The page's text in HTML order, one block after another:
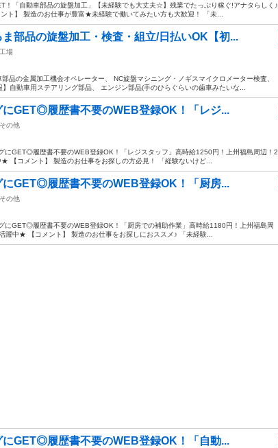
！「自動車部品の旋盤加工」【未経験でも大丈夫☆】残業でたっぷり稼ぐ!アナタらしく♪
ト】 製造のお仕事が豊富★未経験で働いてみたい方も大歓迎！ 「未...
ま部品の旋盤加工・検査・組立/日払いOK【初...
工場
品の金属加工機会オペレーター、 NC旋盤マシニング・ノギスマイクロメーター検査、
自動車用ステアリング部品、 エンジン部品(手のひらぐらいの歯車みたいな...
にGET◎履歴書不要のWEB登録OK！「レジ...
その他
にGET◎履歴書不要のWEB登録OK！「レジスタッフ」高時給1250円！上州福島周辺！2
【コメント】 製造のお仕事をお探しの方必見！ 「経験ないけど...
にGET◎履歴書不要のWEB登録OK！「厨房...
その他
にGET◎履歴書不要のWEB登録OK！「厨房での補助作業」高時給1180円！上州福島周
躍中★ 【コメント】 製造のお仕事をお探しにおススメ♪ 「未経験...
にGET◎履歴書不要のWEB登録OK！「自動...